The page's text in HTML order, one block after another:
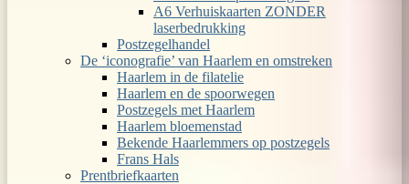
A6 Verhuiskaarten ZONDER
laserbedrukking
Postzegelhandel
De ‘iconografie’ van Haarlem en omstreken
Haarlem in de filatelie
Haarlem en de spoorwegen
Postzegels met Haarlem
Haarlem bloemenstad
Bekende Haarlemmers op postzegels
Frans Hals
Prentbriefkaarten